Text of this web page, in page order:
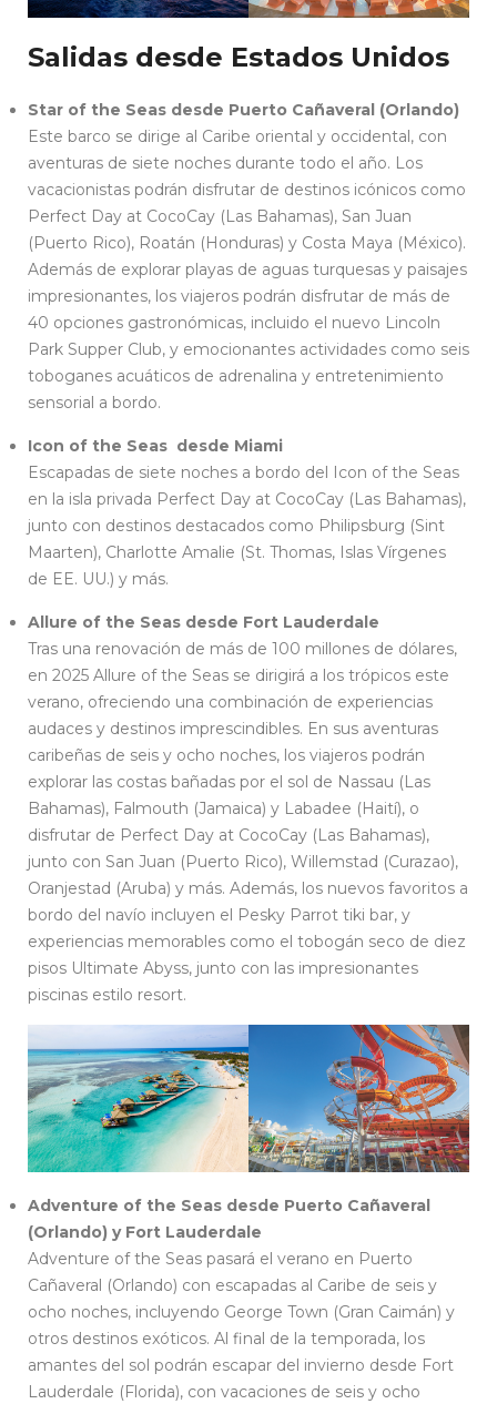
Salidas desde Estados Unidos
Star of the Seas desde Puerto Cañaveral (Orlando)
Este barco se dirige al Caribe oriental y occidental, con
aventuras de siete noches durante todo el año. Los
vacacionistas podrán disfrutar de destinos icónicos como
Perfect Day at CocoCay (Las Bahamas), San Juan
(Puerto Rico), Roatán (Honduras) y Costa Maya (México).
Además de explorar playas de aguas turquesas y paisajes
impresionantes, los viajeros podrán disfrutar de más de
40 opciones gastronómicas, incluido el nuevo Lincoln
Park Supper Club, y emocionantes actividades como seis
toboganes acuáticos de adrenalina y entretenimiento
sensorial a bordo.
Icon of the Seas desde Miami
Escapadas de siete noches a bordo del Icon of the Seas
en la isla privada Perfect Day at CocoCay (Las Bahamas),
junto con destinos destacados como Philipsburg (Sint
Maarten), Charlotte Amalie (St. Thomas, Islas Vírgenes
de EE. UU.) y más.
Allure of the Seas desde Fort Lauderdale
Tras una renovación de más de 100 millones de dólares,
en 2025 Allure of the Seas se dirigirá a los trópicos este
verano, ofreciendo una combinación de experiencias
audaces y destinos imprescindibles. En sus aventuras
caribeñas de seis y ocho noches, los viajeros podrán
explorar las costas bañadas por el sol de Nassau (Las
Bahamas), Falmouth (Jamaica) y Labadee (Haití), o
disfrutar de Perfect Day at CocoCay (Las Bahamas),
junto con San Juan (Puerto Rico), Willemstad (Curazao),
Oranjestad (Aruba) y más. Además, los nuevos favoritos a
bordo del navío incluyen el Pesky Parrot tiki bar, y
experiencias memorables como el tobogán seco de diez
pisos Ultimate Abyss, junto con las impresionantes
piscinas estilo resort.
Adventure of the Seas desde Puerto Cañaveral
(Orlando) y Fort Lauderdale
Adventure of the Seas pasará el verano en Puerto
Cañaveral (Orlando) con escapadas al Caribe de seis y
ocho noches, incluyendo George Town (Gran Caimán) y
otros destinos exóticos. Al final de la temporada, los
amantes del sol podrán escapar del invierno desde Fort
Lauderdale (Florida), con vacaciones de seis y ocho